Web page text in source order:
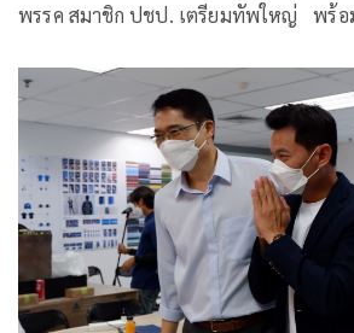
พรรค สมาชิก ปชป. เตรียมทัพใหญ่ พร้อมเปิดแนวรุก